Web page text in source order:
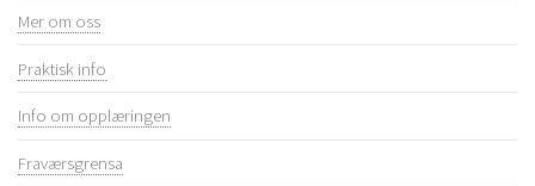
Mer om oss
Praktisk info
Info om opplæringen
Fraværsgrensa